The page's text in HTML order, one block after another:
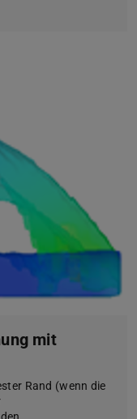
mit
Rand (wenn die